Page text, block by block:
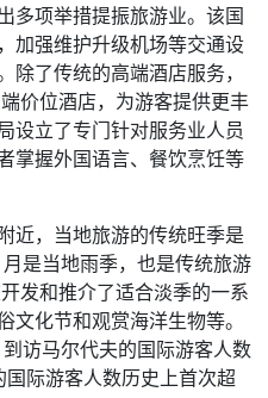
多项举措提振旅游业。该国
加强维护升级机场等交通设
了传统的高端酒店服务，
价位酒店，为游客提供更丰
设立了专门针对服务业人员
掌握外国语言、餐饮烹饪等
近，当地旅游的传统旺季是
是当地雨季，也是传统旅游
发和推介了适合淡季的一系
文化节和观赏海洋生物等。
访马尔代夫的国际游客人数
际游客人数历史上首次超